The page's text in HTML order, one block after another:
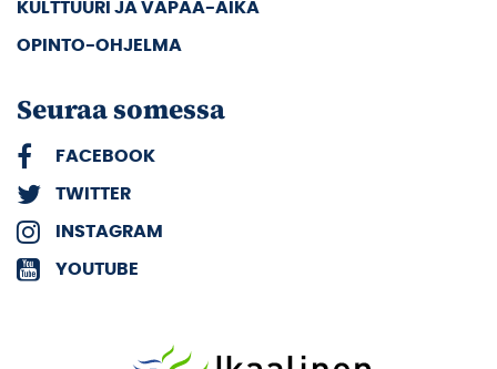
KULTTUURI JA VAPAA-AIKA
OPINTO-OHJELMA
Seuraa somessa
FACEBOOK
TWITTER
INSTAGRAM
YOUTUBE